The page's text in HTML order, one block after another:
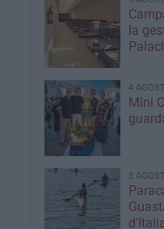
la
4
Mini
3